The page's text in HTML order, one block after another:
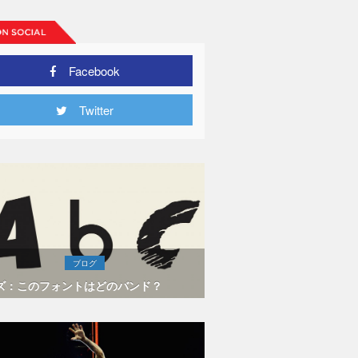
Facebook
Twitter
ブログ
：このフォントはどのバンド？